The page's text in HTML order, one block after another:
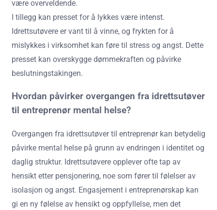
være overveldende.
I tillegg kan presset for å lykkes være intenst.
Idrettsutøvere er vant til å vinne, og frykten for å
mislykkes i virksomhet kan føre til stress og angst. Dette
presset kan overskygge dømmekraften og påvirke
beslutningstakingen.
Hvordan påvirker overgangen fra idrettsutøver
til entreprenør mental helse?
Overgangen fra idrettsutøver til entreprenør kan betydelig
påvirke mental helse på grunn av endringen i identitet og
daglig struktur. Idrettsutøvere opplever ofte tap av
hensikt etter pensjonering, noe som fører til følelser av
isolasjon og angst. Engasjement i entreprenørskap kan
gi en ny følelse av hensikt og oppfyllelse, men det